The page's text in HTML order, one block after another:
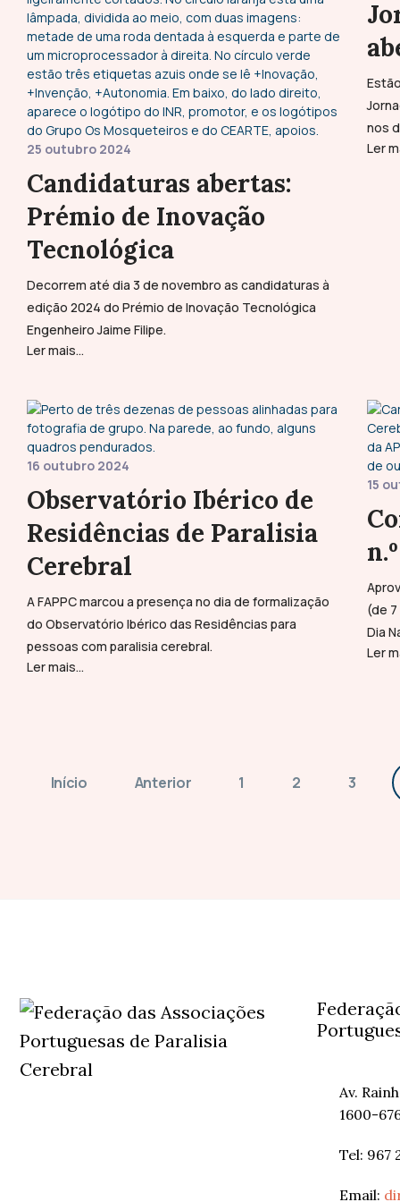
25 outubro 2024
Candidaturas abertas:
Prémio de Inovação
Tecnológica
Decorrem até dia 3 de novembro as candidaturas à
edição 2024 do Prémio de Inovação Tecnológica
Engenheiro Jaime Filipe.
Ler mais...
nos
Ler
16 outubro 2024
Observatório Ibérico de
Residências de Paralisia
Cerebral
A FAPPC marcou a presença no dia de formalização
do Observatório Ibérico das Residências para
pessoas com paralisia cerebral.
Ler mais...
15
(de
Dia
Ler
Início Anterior 1 2 3
Av.
1600-
Tel: 967
Email: